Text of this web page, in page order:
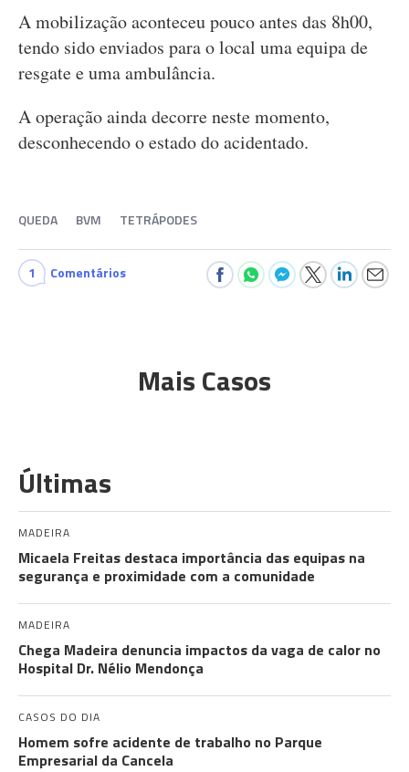
A mobilização aconteceu pouco antes das 8h00,
tendo sido enviados para o local uma equipa de
resgate e uma ambulância.
A operação ainda decorre neste momento,
desconhecendo o estado do acidentado.
QUEDA BVM TETRÁPODES
1 Comentários
Mais Casos
Últimas
MADEIRA
Micaela Freitas destaca importância das equipas na
segurança e proximidade com a comunidade
MADEIRA
Chega Madeira denuncia impactos da vaga de calor no
Hospital Dr. Nélio Mendonça
CASOS DO DIA
Homem sofre acidente de trabalho no Parque
Empresarial da Cancela